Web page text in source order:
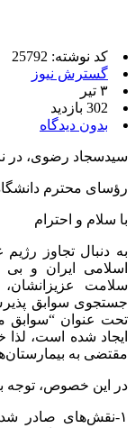
کد نوشته: 25792
گسترش نیوز
۳ تیر
302 بازدید
بدون دیدگاه
سیدسجاد رضوی، در
رؤسای محترم
با سلام و احترام
به دنبال تجاوز
اسلامی ایران و
سلامت عزیزانشان،
جستجوی سوابق
تحت عنوان “سوابق
ایجاد شده است،
مقتضی به
در این خصوص، توجه
۱-نقش‌های صادر